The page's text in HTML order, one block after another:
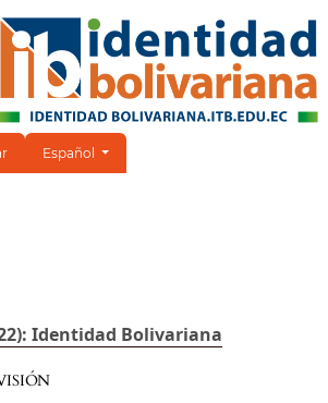
Cambiar el idioma. El idioma actual es:
Español
Identidad Bolivariana